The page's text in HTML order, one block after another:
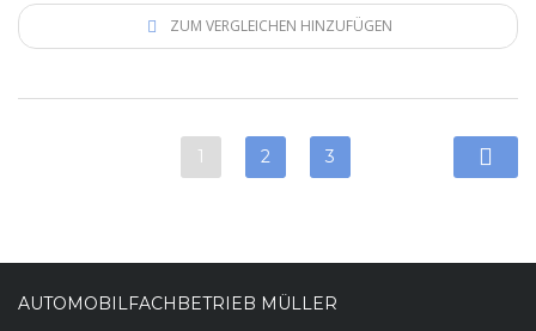
ZUM VERGLEICHEN HINZUFÜGEN
1 2 3
AUTOMOBILFACHBETRIEB MÜLLER